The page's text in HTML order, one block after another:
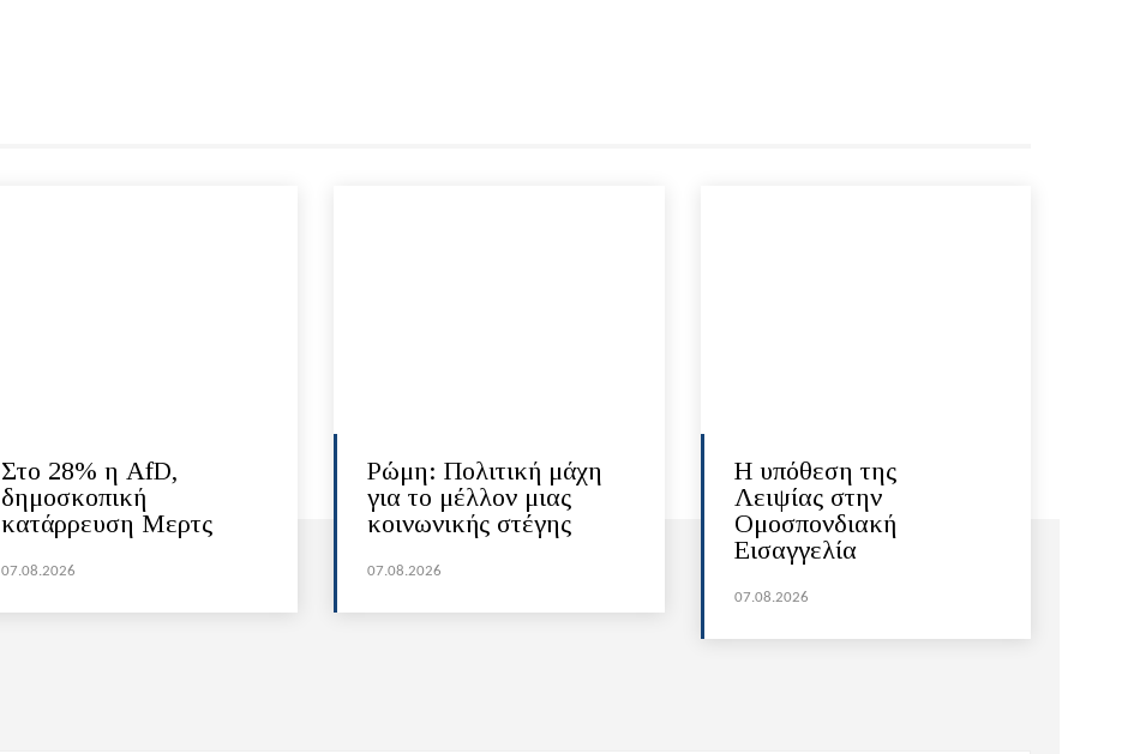
Στο 28% η AfD,
δημοσκοπική
κατάρρευση Μερτς
07.08.2026
Ρώμη: Πολιτική μάχη
για το μέλλον μιας
κοινωνικής στέγης
07.08.2026
Η υπόθεση της
Λειψίας στην
Ομοσπονδιακή
Εισαγγελία
07.08.2026